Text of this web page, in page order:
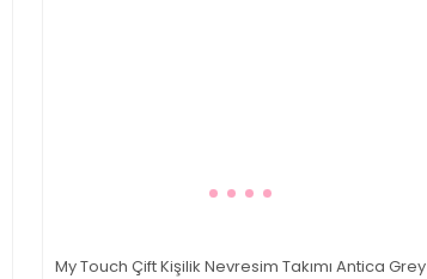
My Touch Çift Kişilik Nevresim Takımı Antica Grey